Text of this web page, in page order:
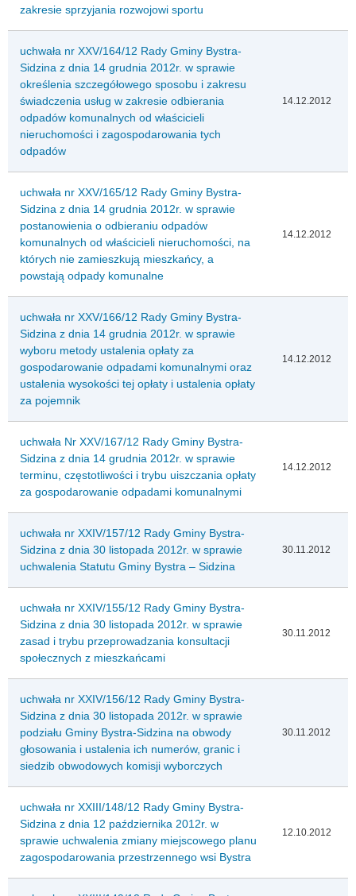
zakresie sprzyjania rozwojowi sportu
uchwała nr XXV/164/12 Rady Gminy Bystra-
Sidzina z dnia 14 grudnia 2012r. w sprawie
określenia szczegółowego sposobu i zakresu
świadczenia usług w zakresie odbierania
odpadów komunalnych od właścicieli
nieruchomości i zagospodarowania tych
odpadów
14.12.2012
uchwała nr XXV/165/12 Rady Gminy Bystra-
Sidzina z dnia 14 grudnia 2012r. w sprawie
postanowienia o odbieraniu odpadów
komunalnych od właścicieli nieruchomości, na
których nie zamieszkują mieszkańcy, a
powstają odpady komunalne
14.12.2012
uchwała nr XXV/166/12 Rady Gminy Bystra-
Sidzina z dnia 14 grudnia 2012r. w sprawie
wyboru metody ustalenia opłaty za
gospodarowanie odpadami komunalnymi oraz
ustalenia wysokości tej opłaty i ustalenia opłaty
za pojemnik
14.12.2012
uchwała Nr XXV/167/12 Rady Gminy Bystra-
Sidzina z dnia 14 grudnia 2012r. w sprawie
terminu, częstotliwości i trybu uiszczania opłaty
za gospodarowanie odpadami komunalnymi
14.12.2012
uchwała nr XXIV/157/12 Rady Gminy Bystra-
Sidzina z dnia 30 listopada 2012r. w sprawie
uchwalenia Statutu Gminy Bystra – Sidzina
30.11.2012
uchwała nr XXIV/155/12 Rady Gminy Bystra-
Sidzina z dnia 30 listopada 2012r. w sprawie
zasad i trybu przeprowadzania konsultacji
społecznych z mieszkańcami
30.11.2012
uchwała nr XXIV/156/12 Rady Gminy Bystra-
Sidzina z dnia 30 listopada 2012r. w sprawie
podziału Gminy Bystra-Sidzina na obwody
głosowania i ustalenia ich numerów, granic i
siedzib obwodowych komisji wyborczych
30.11.2012
uchwała nr XXIII/148/12 Rady Gminy Bystra-
Sidzina z dnia 12 października 2012r. w
sprawie uchwalenia zmiany miejscowego planu
zagospodarowania przestrzennego wsi Bystra
12.10.2012